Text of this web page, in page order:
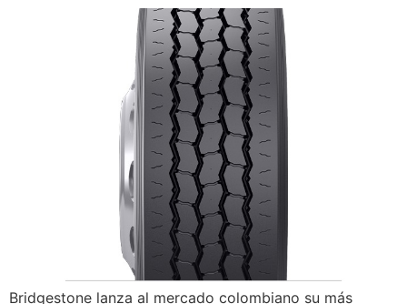
Bridgestone lanza al mercado colombiano su más